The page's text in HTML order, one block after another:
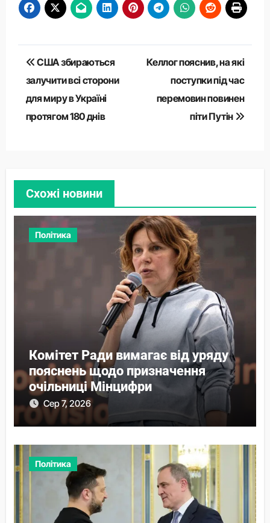
Навігація
записів
США збираються
залучити всі сторони
для миру в Україні
протягом 180 днів
Келлог пояснив, на які
поступки під час
перемовин повинен
піти Путін
Схожі новини
Політика
Комітет Ради вимагає від уряду
пояснень щодо призначення
очільниці Мінцифри
Сер 7, 2026
Політика